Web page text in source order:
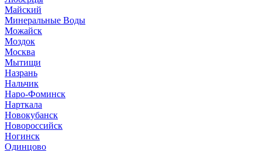
Майский
Минеральные Воды
Можайск
Моздок
Москва
Мытищи
Назрань
Нальчик
Наро-Фоминск
Нарткала
Новокубанск
Новороссийск
Ногинск
Одинцово